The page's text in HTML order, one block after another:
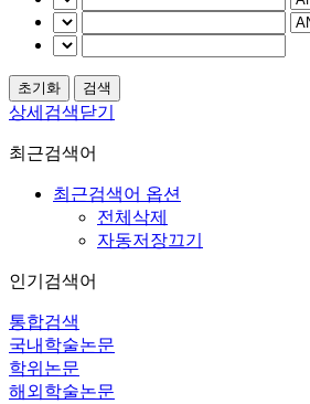
상세검색닫기
최근검색어
최근검색어 옵션
전체삭제
자동저장끄기
인기검색어
통합검색
국내학술논문
학위논문
해외학술논문